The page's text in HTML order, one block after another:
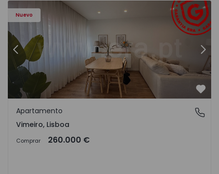
Nuevo
Apartamento T1 Lourinhã, Vimeiro - 1575406 - 1
Anterior
Vimeiro, Lisboa
Apartamento
Vimeiro, Lisboa
Comprar 260.000 €